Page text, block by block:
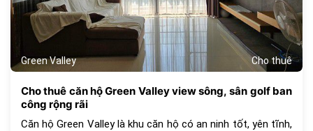
Green Valley Cho thuê
Cho thuê căn hộ Green Valley view sông, sân golf ban
công rộng rãi
Căn hộ Green Valley là khu căn hộ có an ninh tốt, yên tĩnh,